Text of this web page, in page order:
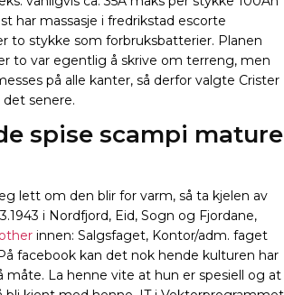
har massasje i fredrikstad escorte
to stykke som forbruksbatterier. Planen
to var egentlig å skrive om terreng, men
på alle kanter, så derfor valgte Crister
senere.
spise scampi mature
lett om den blir for varm, så ta kjelen av
i Nordfjord, Eid, Sogn og Fjordane,
other innen: Salgsfaget, Kontor/adm. faget
facebook kan det nok hende kulturen har
måte. La henne vite at hun er spesiell og at